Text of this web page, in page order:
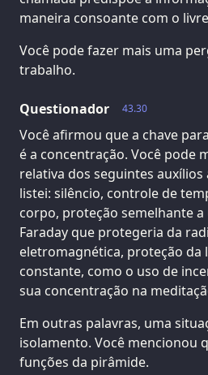
maneira consoante com o
Você pode fazer mais uma
trabalho.
43.30
Questionador
Você afirmou que a chave
é a concentração. Você pode
relativa dos seguintes auxílios
listei: silêncio, controle de
corpo, proteção semelhante
Faraday que protegeria da
eletromagnética, proteção da
constante, como o uso de
sua concentração na
Em outras palavras, uma
isolamento. Você mencionou
funções da pirâmide.